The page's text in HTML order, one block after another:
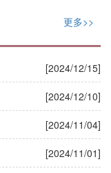
更多>>
[2024/12/15]
[2024/12/10]
[2024/11/04]
[2024/11/01]